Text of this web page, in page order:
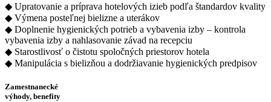
◆ Upratovanie a príprava hotelových izieb podľa štandardov kvality
◆ Výmena posteľnej bielizne a uterákov
◆ Doplnenie hygienických potrieb a vybavenia izby – kontrola
vybavenia izby a nahlasovanie závad na recepciu
◆ Starostlivosť o čistotu spoločných priestorov hotela
◆ Manipulácia s bielizňou a dodržiavanie hygienických predpisov
Zamestnanecké
výhody, benefity